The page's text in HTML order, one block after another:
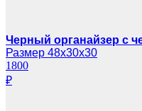
Черный органайзер с
Размер 48х30х30
1800
₽